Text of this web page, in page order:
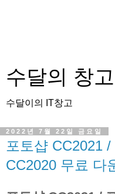
수달의 창
수달이의 IT창고
2022년 7월 22일 금요일
포토샵 CC2021
CC2020 무료 다